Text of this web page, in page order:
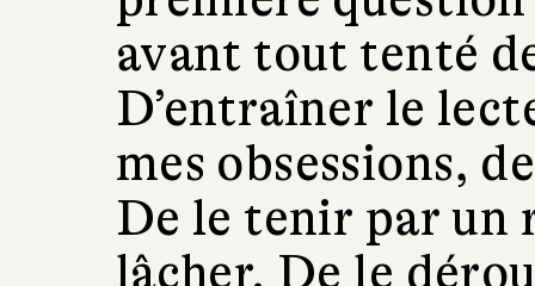
avant tout tenté
D’entraîner le
mes obsessions,
De le tenir par un
lâcher. De le